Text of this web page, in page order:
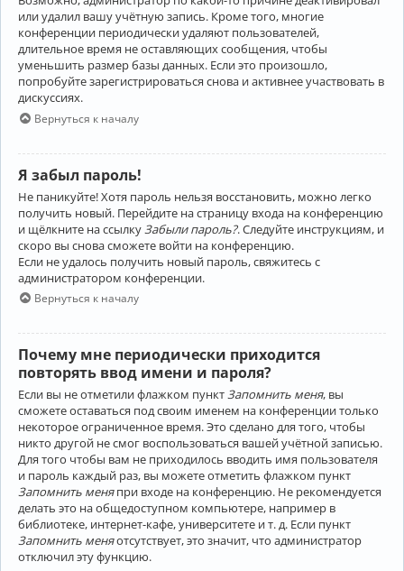
или удалил вашу учётную запись. Кроме того, многие
конференции периодически удаляют пользователей,
длительное время не оставляющих сообщения, чтобы
уменьшить размер базы данных. Если это произошло,
попробуйте зарегистрироваться снова и активнее участвовать в
дискуссиях.
Вернуться к началу
Я забыл пароль!
Не паникуйте! Хотя пароль нельзя восстановить, можно легко
получить новый. Перейдите на страницу входа на конференцию
и щёлкните на ссылку Забыли пароль?. Следуйте инструкциям, и
скоро вы снова сможете войти на конференцию.
Если не удалось получить новый пароль, свяжитесь с
администратором конференции.
Вернуться к началу
Почему мне периодически приходится
повторять ввод имени и пароля?
Если вы не отметили флажком пунктЗапомнить меня, вы
сможете оставаться под своим именем на конференции только
некоторое ограниченное время. Это сделано для того, чтобы
никто другой не смог воспользоваться вашей учётной записью.
Для того чтобы вам не приходилось вводить имя пользователя
и пароль каждый раз, вы можете отметить флажком пункт
Запомнить меняпри входе на конференцию. Не рекомендуется
делать это на общедоступном компьютере, например в
библиотеке, интернет-кафе, университете и т. д. Если пункт
Запомнить меняотсутствует, это значит, что администратор
отключил эту функцию.